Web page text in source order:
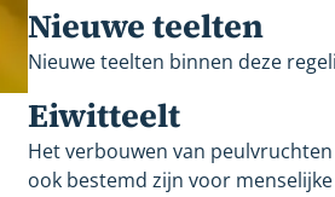
Nieuwe teelten
Nieuwe teelten binnen deze
Eiwitteelt
Het verbouwen van
ook bestemd zijn voor